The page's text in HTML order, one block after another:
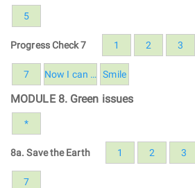
5
Progress Check 7 1 2 3
7 Now I can … Smile
MODULE 8. Green issues
*
8a. Save the Earth 1 2 3
7